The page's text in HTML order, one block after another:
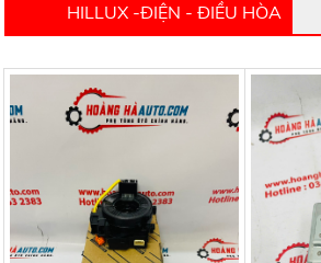
HILLUX -ĐIỆN - ĐIỀU HÒA